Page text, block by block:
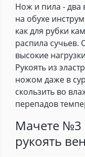
Нож и пила - два
на обухе
как для рубки
распила сучьев.
высокие
Рукоять из
ножом даже в
скользить во
перепадов
Мачете №3
рукоять